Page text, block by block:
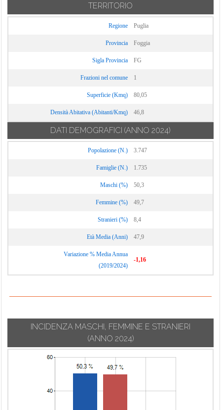
TERRITORIO
Regione Puglia
Provincia Foggia
Sigla Provincia FG
Frazioni nel comune 1
Superficie (Kmq) 80,05
Densità Abitativa (Abitanti/Kmq) 46,8
DATI DEMOGRAFICI (ANNO 2024)
Popolazione (N.) 3.747
Famiglie (N.) 1.735
Maschi (%) 50,3
Femmine (%) 49,7
Stranieri (%) 8,4
Età Media (Anni) 47,9
Variazione % Media Annua
(2019/2024)
-1,16
INCIDENZA MASCHI, FEMMINE E STRANIERI
(ANNO 2024)